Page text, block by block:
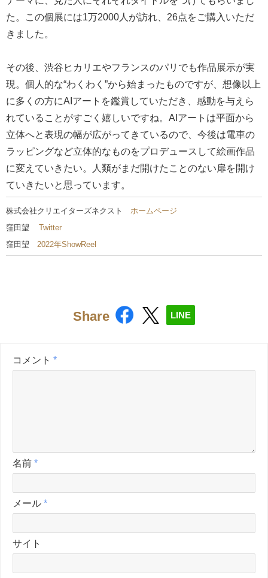
た。この個展には1万2000人が訪れ、26点をご購入いただ
きました。
その後、渋谷ヒカリエやフランスのパリでも作品展示が実
現。個人的な“わくわく”から始まったものですが、想像以上
に多くの方にAIアートを鑑賞していただき、感動を与えら
れていることがすごく嬉しいですね。AIアートは平面から
立体へと表現の幅が広がってきているので、今後は電車の
ラッピングなど立体的なものをプロデュースして絵画作品
に変えていきたい。人類がまだ開けたことのない扉を開け
ていきたいと思っています。
株式会社クリエイターズネクスト ホームページ
窪田望 Twitter
窪田望 2022年ShowReel
Share LINE
コメント *
名前 *
メール *
サイト